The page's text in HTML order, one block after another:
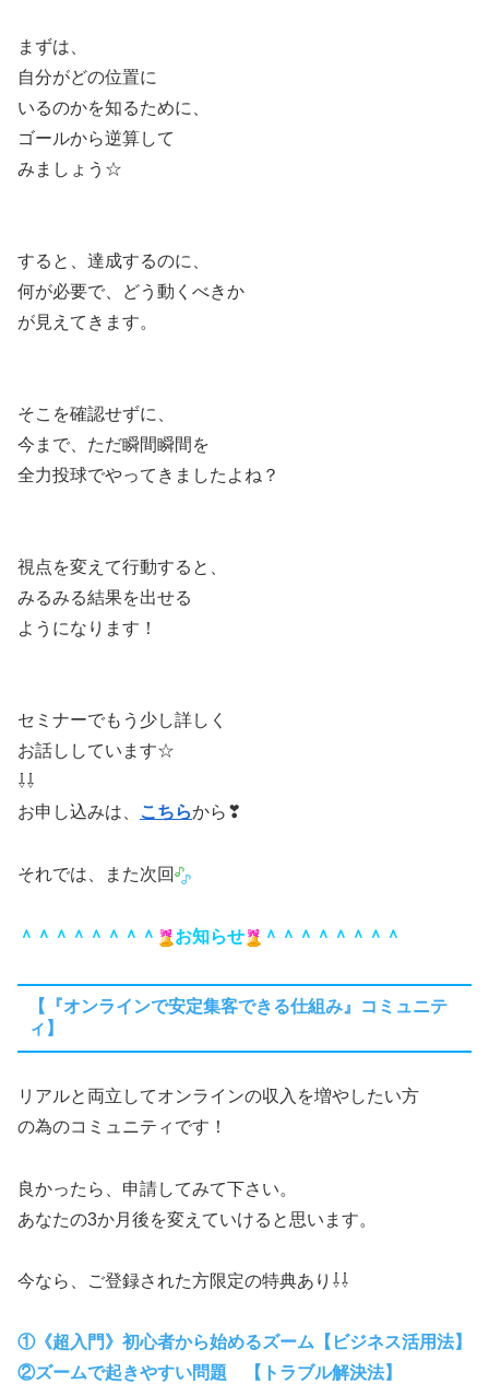
まずは、
自分がどの位置に
いるのかを知るために、
ゴールから逆算して
みましょう☆
すると、達成するのに、
何が必要で、どう動くべきか
が見えてきます。
そこを確認せずに、
今まで、ただ瞬間瞬間を
全力投球でやってきましたよね？
視点を変えて行動すると、
みるみる結果を出せる
ようになります！
セミナーでもう少し詳しく
お話ししています☆
⇩⇩
お申し込みは、
こちらから❣
それでは、また次回
＾＾＾＾＾＾＾＾ お知らせ ＾＾＾＾＾＾＾＾
【『オンラインで安定集客できる仕組み』コミュニテ
ィ】
リアルと両立してオンラインの収入を増やしたい方
の為のコミュニティです！
良かったら、申請してみて下さい。
あなたの3か月後を変えていけると思います。
今なら、ご登録された方限定の特典あり⇩⇩
①《超入門》初心者から始めるズーム【ビジネス活用法】
②ズームで起きやすい問題 【トラブル解決法】